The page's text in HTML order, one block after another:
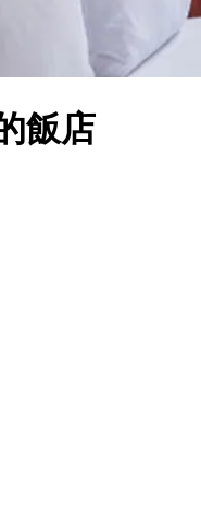
飯店